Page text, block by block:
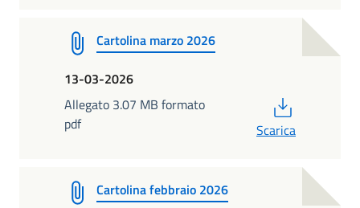
Cartolina marzo 2026
13-03-2026
Allegato 3.07 MB formato
pdf
Scarica
Cartolina febbraio 2026